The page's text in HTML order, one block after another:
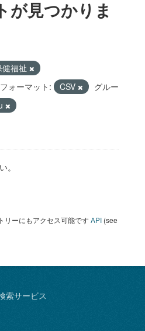
が見つかりま
福祉
フォーマット: CSV
グルー
。
リーにもアクセス可能ですAPI (see
索サービス